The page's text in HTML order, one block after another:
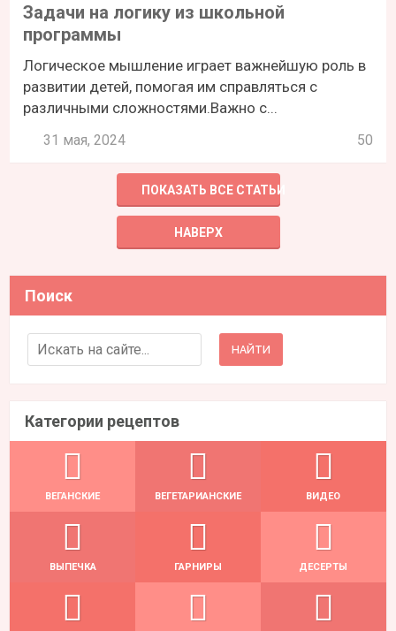
Задачи на логику из школьной
программы
Логическое мышление играет важнейшую роль в
развитии детей, помогая им справляться с
различными сложностями.Важно с...
31 мая, 2024 50
ПОКАЗАТЬ ВСЕ СТАТЬИ
НАВЕРХ
Поиск
Search for:
Категории рецептов
ВЕГАНСКИЕ ВЕГЕТАРИАНСКИЕ ВИДЕО
ВЫПЕЧКА ГАРНИРЫ ДЕСЕРТЫ